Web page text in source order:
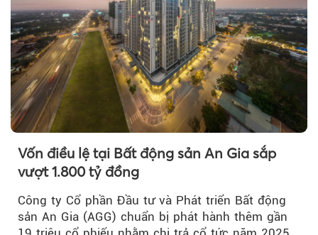
Vốn điều lệ tại Bất động sản An Gia sắp
vượt 1.800 tỷ đồng
Công ty Cổ phần Đầu tư và Phát triển Bất động
sản An Gia (AGG) chuẩn bị phát hành thêm gần